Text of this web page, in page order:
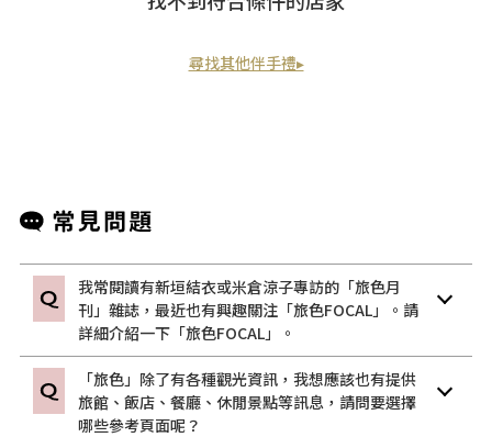
尋找其他伴手禮▸
我常閱讀有新垣結衣或米倉涼子專訪的「旅色月
刊」雜誌，最近也有興趣關注「旅色FOCAL」。請
詳細介紹一下「旅色FOCAL」。
「旅色」除了有各種觀光資訊，我想應該也有提供
旅館、飯店、餐廳、休閒景點等訊息，請問要選擇
哪些參考頁面呢？